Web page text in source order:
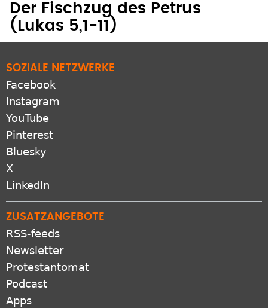
Der Fischzug des Petrus
(Lukas 5,1-11)
SOZIALE NETZWERKE
Facebook
Instagram
YouTube
Pinterest
Bluesky
X
LinkedIn
ZUSATZANGEBOTE
RSS-feeds
Newsletter
Protestantomat
Podcast
Apps